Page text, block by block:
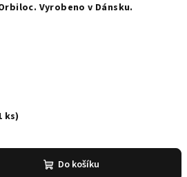
Vyrobeno v Dánsku.
ks)
Do košíku